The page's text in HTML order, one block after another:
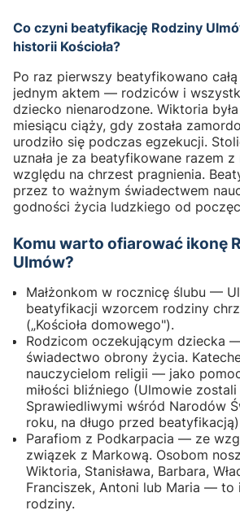
Co czyni beatyfikację Rodziny
historii Kościoła?
Po raz pierwszy beatyfikowano
jednym aktem — rodziców i
dziecko nienarodzone. Wiktoria
miesiącu ciąży, gdy została
urodziło się podczas egzekucji.
uznała je za beatyfikowane razem
względu na chrzest pragnienia.
przez to ważnym świadectwem
godności życia ludzkiego od
Komu warto ofiarować ikonę
Ulmów?
Małżonkom w rocznicę ślubu —
beatyfikacji wzorcem rodziny
(„Kościoła domowego").
Rodzicom oczekującym dziecka
świadectwo obrony życia.
nauczycielom religii — jako
miłości bliźniego (Ulmowie zostali
Sprawiedliwymi wśród Narodów
roku, na długo przed
Parafiom z Podkarpacia — ze
związek z Markową. Osobom
Wiktoria, Stanisława, Barbara,
Franciszek, Antoni lub Maria — to
rodziny.